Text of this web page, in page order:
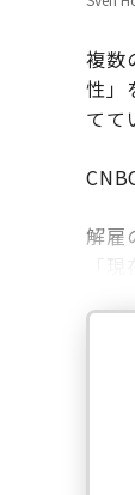
複数
性」
てて
解雇